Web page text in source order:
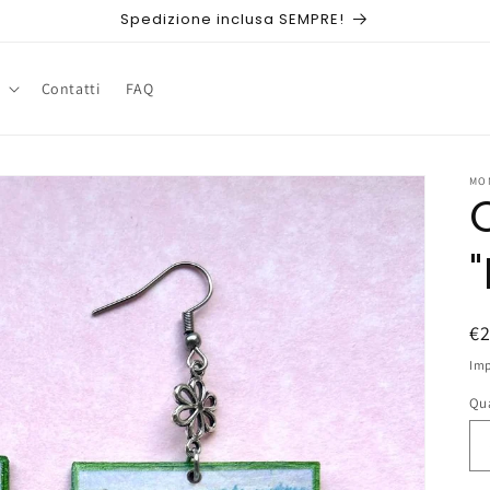
Spedizione inclusa SEMPRE!
Contatti FAQ
di